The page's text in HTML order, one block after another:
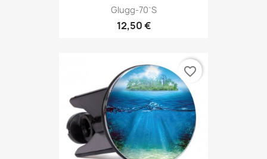
Glugg-70`s
12,50 €
favorite_border